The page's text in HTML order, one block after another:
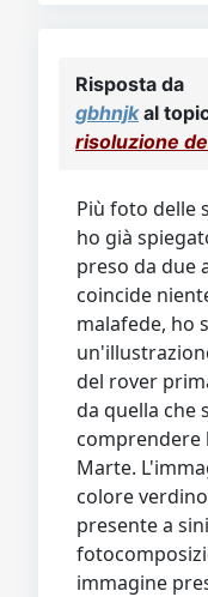
Risposta da
gbhnjkal
risoluzione
Più foto delle
ho già
preso da due
coincide
malafede, ho
del rover
da quella che
comprendere
Marte.
colore
presente a
immagine